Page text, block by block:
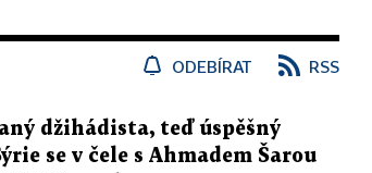
ODEBÍRAT RSS
džihádista, teď úspěšný
se v čele s Ahmadem Šarou